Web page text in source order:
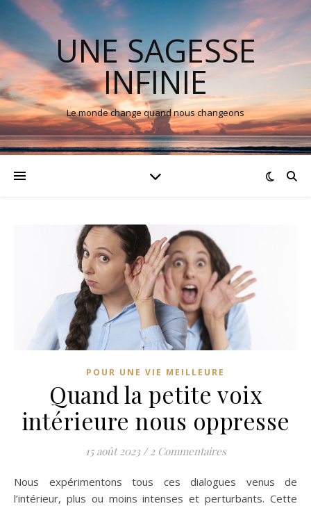
UNE SAGESSE
INFINIE
Le monde change quand nous changeons
POUR UNE VIE MEILLEURE
Quand la petite voix
intérieure nous oppresse
15 août 2023 / 2 Commentaires
Nous expérimentons tous ces dialogues venus de
l’intérieur, plus ou moins intenses et perturbants. Cette